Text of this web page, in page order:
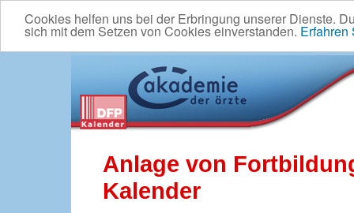
Cookies helfen uns bei der Erbringung unserer Dienste.
sich mit dem Setzen von Cookies einverstanden. Erfahren
Anlage von
Kalender